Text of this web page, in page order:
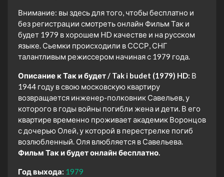
Внимание: вы здесь для того, чтобы бесплатно и
без регистрации смотреть онлайн Фильм Так и
будет 1979 в хорошем HD качестве и на русском
языке. Сьемки происходили в СССР, СНГ
талантливым режиссером начиная с 1979 года.
Описание к Так и будет / Tak i budet (1979) HD: В
1944 году в свою московскую квартиру
возвращается инженер-полковник Савельев, у
которого в годы войны погибли жена и дети. В его
квартире временно проживает академик Воронцов
с дочерью Олей, у которой в перестрелке погиб
возлюбленный. Оля влюбляется в Савельева.
Фильм Так и будет онлайн бесплатно.
Год выхода: 1979